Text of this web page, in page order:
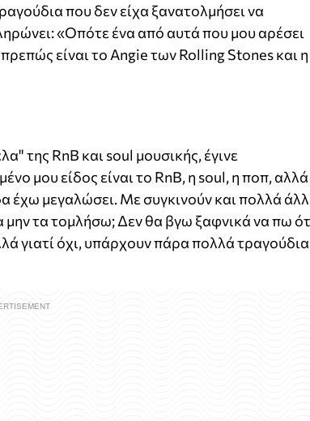
που δεν είχα ξανατολμήσει να
«Οπότε ένα από αυτά που μου αρέσει
είναι το Angie των Rolling Stones και η
της RnB και soul μουσικής, έγινε
μου είδος είναι το RnB, η soul, η ποπ, αλλά
έχω μεγαλώσει. Με συγκινούν και πολλά
μην τα τομλήσω; Δεν θα βγω ξαφνικά να πω
γιατί όχι, υπάρχουν πάρα πολλά τραγούδια